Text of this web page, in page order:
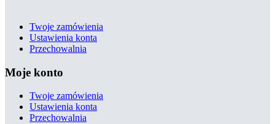
Twoje zamówienia
Ustawienia konta
Przechowalnia
Moje konto
Twoje zamówienia
Ustawienia konta
Przechowalnia